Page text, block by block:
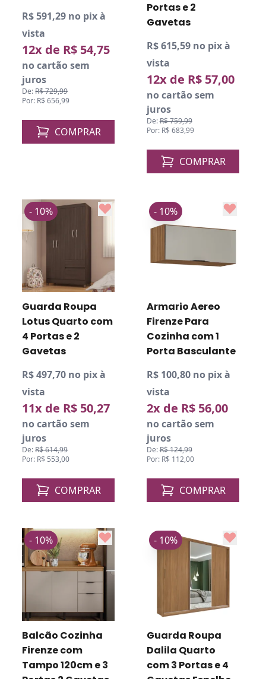
R$ 591,29 no pix à
vista
12x de R$ 54,75
no cartão sem
juros
De:R$ 729,99
Por: R$ 656,99
COMPRAR
Portas e 2
Gavetas
R$ 615,59 no pix à
vista
12x de R$ 57,00
no cartão sem
juros
De:R$ 759,99
Por: R$ 683,99
COMPRAR
Guarda Roupa
Lotus Quarto com
4 Portas e 2
Gavetas
R$ 497,70 no pix à
vista
11x de R$ 50,27
no cartão sem
juros
De:R$ 614,99
Por: R$ 553,00
- 10%
COMPRAR
Armario Aereo
Firenze Para
Cozinha com 1
Porta Basculante
R$ 100,80 no pix à
vista
2x de R$ 56,00
no cartão sem
juros
De:R$ 124,99
Por: R$ 112,00
- 10%
COMPRAR
Balcão Cozinha
Firenze com
Tampo 120cm e 3
- 10%
Guarda Roupa
Dalila Quarto
com 3 Portas e 4
- 10%